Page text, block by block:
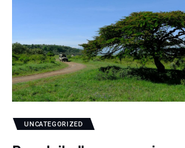
UNCATEGORIZED